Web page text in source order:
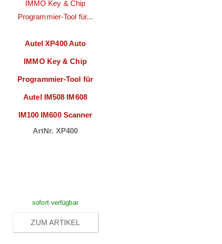
Autel XP400 Auto
IMMO Key & Chip
Programmier-Tool für
Autel IM508 IM608
IM100 IM600 Scanner
ArtNr. XP400
sofort verfügbar
ZUM ARTIKEL